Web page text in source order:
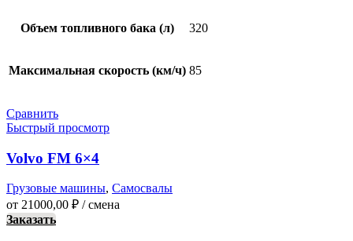
Объем топливного бака (л) 320
Максимальная скорость (км/ч) 85
Сравнить
Быстрый просмотр
Volvo FM 6×4
Грузовые машины, Самосвалы
от 21000,00 ₽ / смена
Заказать